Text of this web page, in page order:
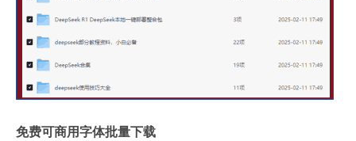
免费可商用字体批量下载